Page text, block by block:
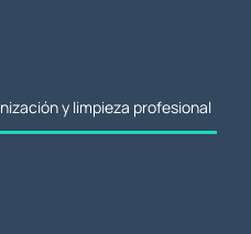
y limpieza profesional